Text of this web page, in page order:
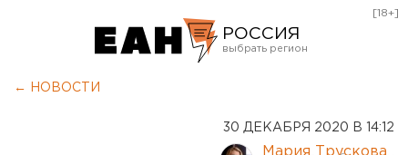
РОССИЯ
Курган
[18+]
← НОВОСТИ
30 ДЕКАБРЯ 2020 В 14:12
Мария Трускова